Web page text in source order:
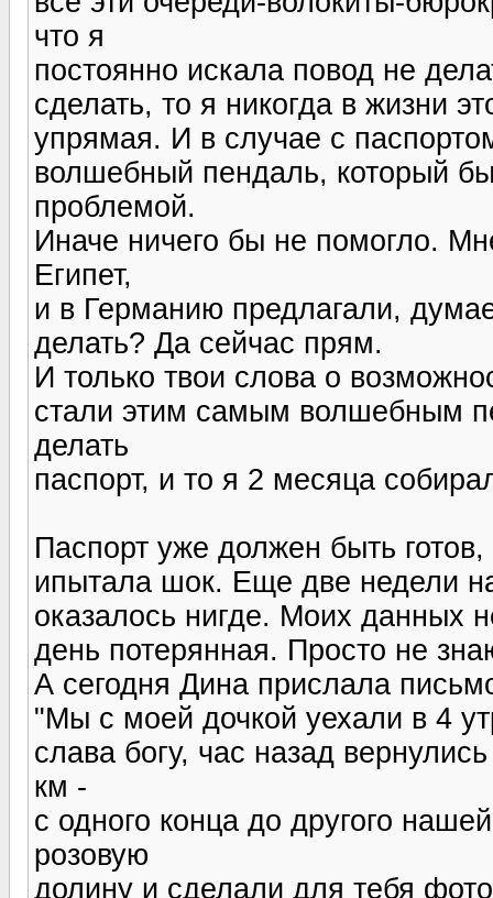
что я
постоянно искала повод не
сделать, то я никогда в жизни
упрямая. И в случае с
волшебный пендаль, который
проблемой.
Иначе ничего бы не помогло.
Египет,
и в Германию предлагали,
делать? Да сейчас прям.
И только твои слова о
стали этим самым волшебным
делать
паспорт, и то я 2 месяца
Паспорт уже должен быть готов,
ипытала шок. Еще две недели
оказалось нигде. Моих данных
день потерянная. Просто не
А сегодня Дина прислала
"Мы с моей дочкой уехали в 4
слава богу, час назад
км -
с одного конца до другого
розовую
долину и сделали для тебя